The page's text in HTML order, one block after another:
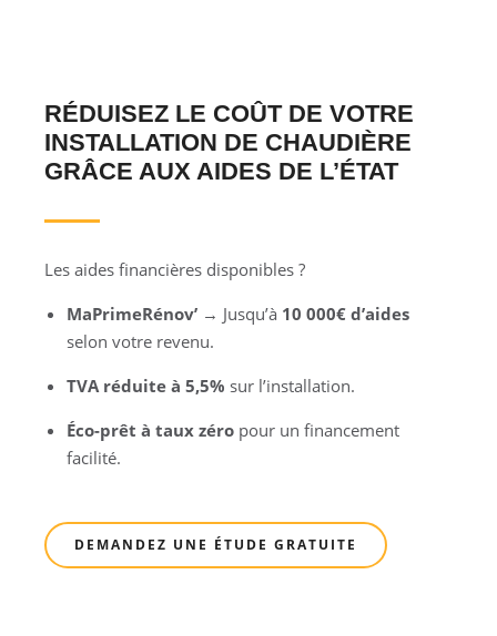
RÉDUISEZ LE COÛT DE VOTRE
INSTALLATION DE CHAUDIÈRE
GRÂCE AUX AIDES DE L’ÉTAT
Les aides financières disponibles ?
MaPrimeRénov’ → Jusqu’à 10 000€ d’aides
selon votre revenu.
TVA réduite à 5,5% sur l’installation.
Éco-prêt à taux zéro pour un financement
facilité.
DEMANDEZ UNE ÉTUDE GRATUITE